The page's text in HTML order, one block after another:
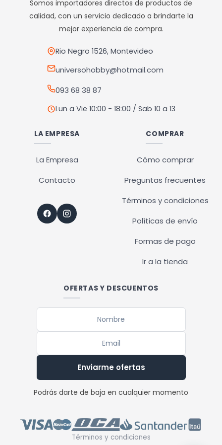
se
pueden
en
la
de
producto
se
pueden
producto
Somos importadores directos de productos de
calidad, con un servicio dedicado a brindarte la
mejor experiencia de compra.
Rio Negro 1526, Montevideo
universohobby@hotmail.com
093 68 38 87
Lun a Vie 10:00 - 18:00 / Sab 10 a 13
LA EMPRESA
La Empresa
Contacto
COMPRAR
Cómo comprar
Preguntas frecuentes
Términos y condiciones
Políticas de envío
Formas de pago
Ir a la tienda
OFERTAS Y DESCUENTOS
Enviarme ofertas
Podrás darte de baja en cualquier momento
Términos y condiciones